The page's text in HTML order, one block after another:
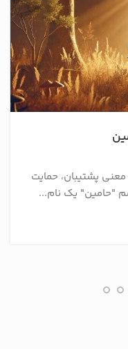
پشتیبان، حمایت
"حامین" یک نام...